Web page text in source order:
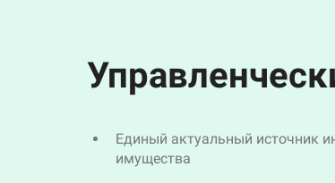
Единый актуальный источник
имущества